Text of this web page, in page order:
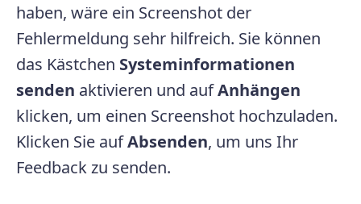
haben, wäre ein Screenshot der
Fehlermeldung sehr hilfreich. Sie können
das Kästchen Systeminformationen
senden aktivieren und aufAnhängen
klicken, um einen Screenshot hochzuladen.
Klicken Sie aufAbsenden, um uns Ihr
Feedback zu senden.